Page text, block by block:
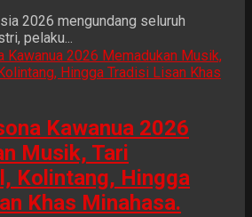
2026 mengundang seluruh
pelaku...
Kawanua 2026
Musik, Tari
Kolintang, Hingga
Khas Minahasa.